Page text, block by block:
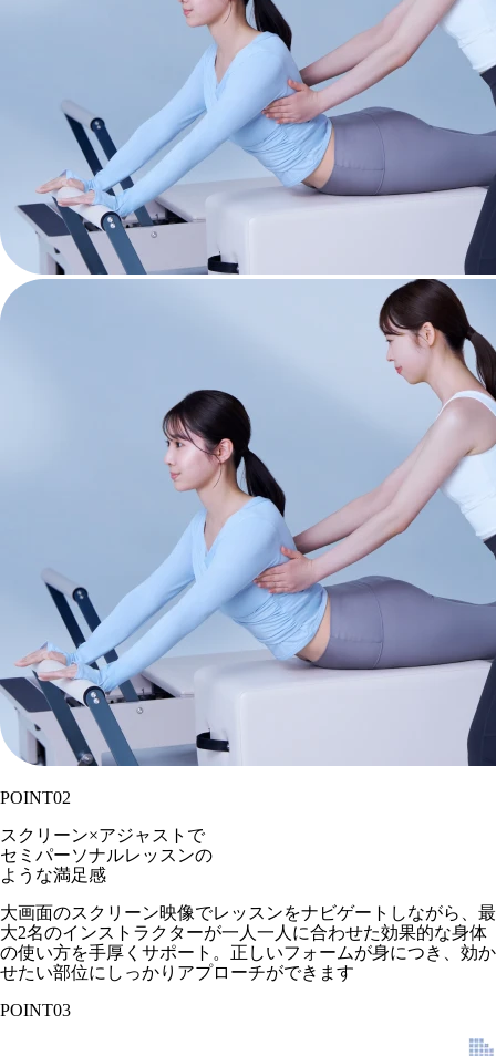
POINT02
スクリーン×アジャストで
セミパーソナルレッスンの
ような満足感
大画面のスクリーン映像でレッスンをナビゲートしながら、最
大2名のインストラクターが一人一人に合わせた効果的な身体
の使い方を手厚くサポート。正しいフォームが身につき、効か
せたい部位にしっかりアプローチができます
POINT03